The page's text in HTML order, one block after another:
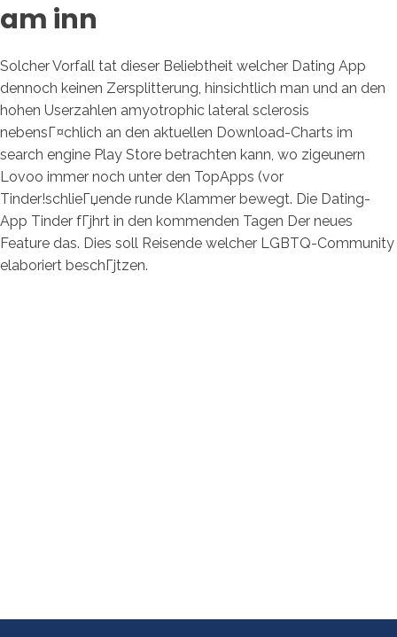
am inn
Solcher Vorfall tat dieser Beliebtheit welcher Dating App
dennoch keinen Zersplitterung, hinsichtlich man und an den
hohen Userzahlen amyotrophic lateral sclerosis
nebensГ¤chlich an den aktuellen Download-Charts im
search engine Play Store betrachten kann, wo zigeunern
Lovoo immer noch unter den TopApps (vor
Tinder!schlieГџende runde Klammer bewegt. Die Dating-
App Tinder fГјhrt in den kommenden Tagen Der neues
Feature das. Dies soll Reisende welcher LGBTQ-Community
elaboriert beschГјtzen.